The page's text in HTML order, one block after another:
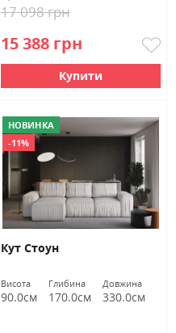
15 388 грн
17 098 грн
Купити
НОВИНКА
-11%
Кут Стоун
Висота
90.0см
Глибина
170.0см
Довжина
330.0см